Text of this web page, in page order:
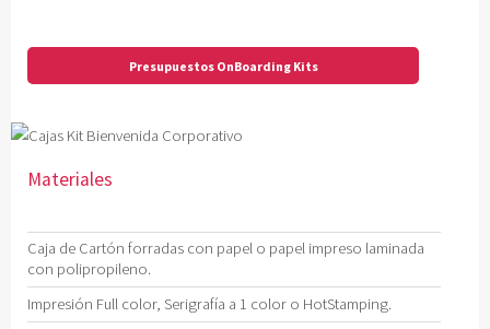
Presupuestos OnBoarding Kits
Materiales
Caja de Cartón forradas con papel o papel impreso laminada
con polipropileno.
Impresión Full color, Serigrafía a 1 color o HotStamping.